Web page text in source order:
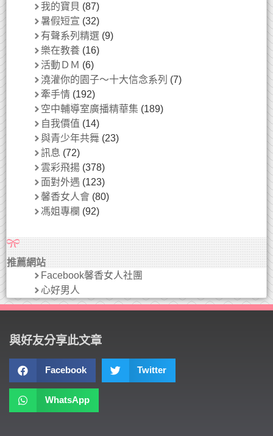
我的寶貝 (87)
暑假短宣 (32)
有聲系列精選 (9)
樂在教養 (16)
活動ＤＭ (6)
澆灌你的園子～十大信念系列 (7)
牽手情 (192)
空中輔導室廣播精華集 (189)
自我價值 (14)
與青少年共舞 (23)
訊息 (72)
雲彩飛揚 (378)
面對外遇 (123)
馨香女人會 (80)
馮姐專欄 (92)
推薦網站
Facebook馨香女人社團
心好男人
與好友分享此文章
Facebook Twitter
WhatsApp